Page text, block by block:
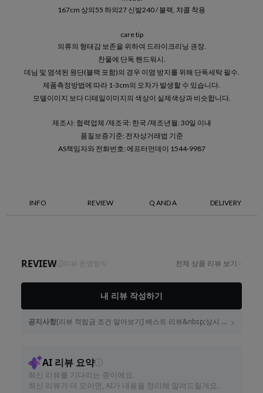
167cm 상의55 하의27 신발240 / 블랙, 챠콜 착용
care tip
의류의 형태감 보존을 위하여 드라이크리닝 권장.
찬물에 단독 핸드워시.
데님 및 염색된 원단(블랙 포함)의 경우 이염 방지를 위해 단독세탁 필수.
제품측정방법에 따라 1-3cm의 오차가 발생할 수 있습니다.
모델이미지 보다 디테일이미지의 색상이 실제색상과 비슷합니다.
제조사: 협력업체 /제조국: 한국 /제조년월: 30일 이내
품질보증기준: 전자상거래법 기준
AS책임자와 전화번호: 에프터먼데이 1544-9987
INFO REVIEW Q AND A DELIVERY